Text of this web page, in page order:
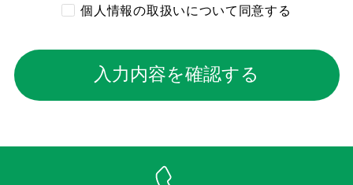
個人情報の取扱いについて同意する
入力内容を確認する